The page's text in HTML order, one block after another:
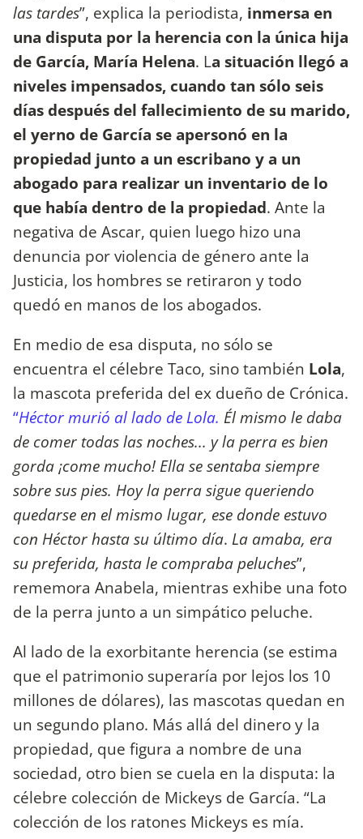
las tardes”, explica la periodista, inmersa en
una disputa por la herencia con la única hija
de García, María Helena. La situación llegó a
niveles impensados, cuando tan sólo seis
días después del fallecimiento de su marido,
el yerno de García se apersonó en la
propiedad junto a un escribano y a un
abogado para realizar un inventario de lo
que había dentro de la propiedad. Ante la
negativa de Ascar, quien luego hizo una
denuncia por violencia de género ante la
Justicia, los hombres se retiraron y todo
quedó en manos de los abogados.
En medio de esa disputa, no sólo se
encuentra el célebre Taco, sino también Lola,
la mascota preferida del ex dueño de Crónica.
“Héctor murió al lado de Lola. Él mismo le daba
de comer todas las noches... y la perra es bien
gorda ¡come mucho! Ella se sentaba siempre
sobre sus pies. Hoy la perra sigue queriendo
quedarse en el mismo lugar, ese donde estuvo
con Héctor hasta su último día. La amaba, era
su preferida, hasta le compraba peluches”,
rememora Anabela, mientras exhibe una foto
de la perra junto a un simpático peluche.
Al lado de la exorbitante herencia (se estima
que el patrimonio superaría por lejos los 10
millones de dólares), las mascotas quedan en
un segundo plano. Más allá del dinero y la
propiedad, que figura a nombre de una
sociedad, otro bien se cuela en la disputa: la
célebre colección de Mickeys de García. “La
colección de los ratones Mickeys es mía.